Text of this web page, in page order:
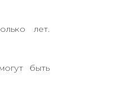
лет.
быть